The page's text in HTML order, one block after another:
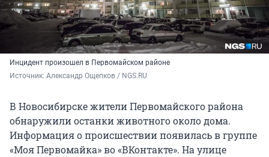
Инцидент произошел в Первомайском районе
Источник: Александр Ощепков / NGS.RU
В Новосибирске жители Первомайского района
обнаружили останки животного около дома.
Информация о происшествии появилась в группе
«Моя Первомайка» во «ВКонтакте». На улице